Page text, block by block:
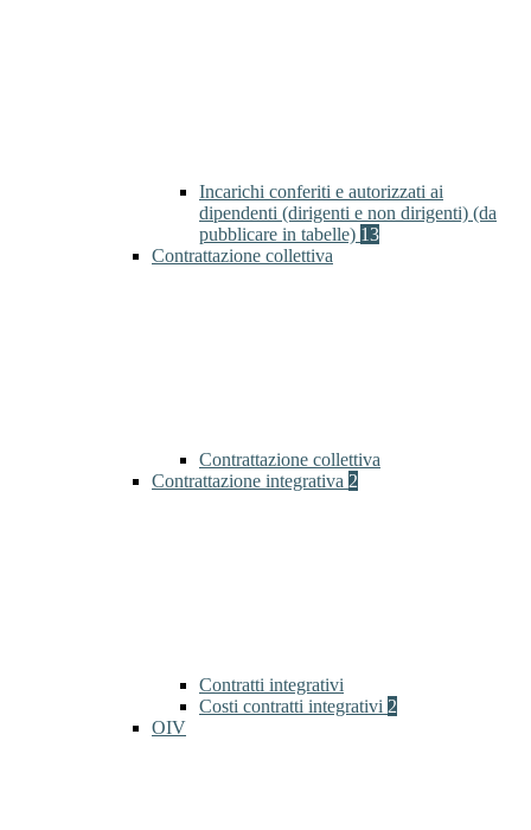
Incarichi conferiti e autorizzati ai
dipendenti (dirigenti e non dirigenti) (da
pubblicare in tabelle) 13
Contrattazione collettiva
Contrattazione collettiva
Contrattazione integrativa 2
Contratti integrativi
Costi contratti integrativi 2
OIV